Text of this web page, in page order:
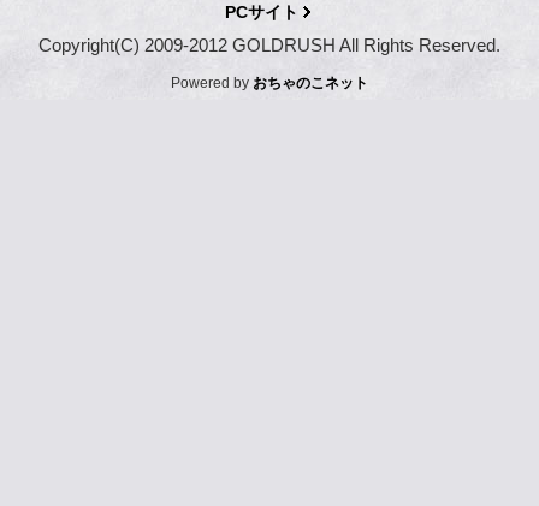
PCサイト
Copyright(C) 2009-2012 GOLDRUSH All Rights Reserved.
Powered by おちゃのこネット